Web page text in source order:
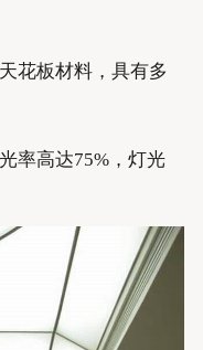
花板材料，具有多
率高达75%，灯光